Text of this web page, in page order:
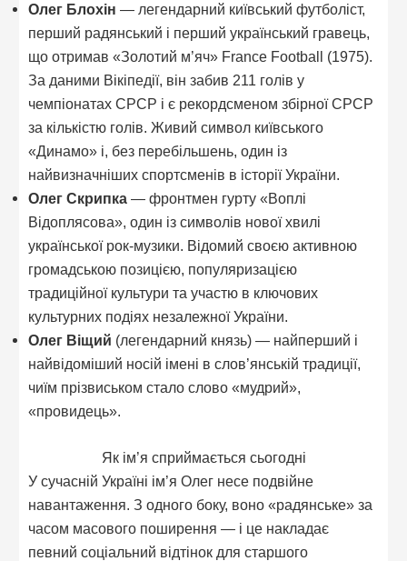
Олег Блохін — легендарний київський футболіст,
перший радянський і перший український гравець,
що отримав «Золотий м’яч» France Football (1975).
За даними Вікіпедії, він забив 211 голів у
чемпіонатах СРСР і є рекордсменом збірної СРСР
за кількістю голів. Живий символ київського
«Динамо» і, без перебільшень, один із
найвизначніших спортсменів в історії України.
Олег Скрипка — фронтмен гурту «Воплі
Відоплясова», один із символів нової хвилі
української рок-музики. Відомий своєю активною
громадською позицією, популяризацією
традиційної культури та участю в ключових
культурних подіях незалежної України.
Олег Віщий (легендарний князь) — найперший і
найвідоміший носій імені в слов’янській традиції,
чиїм прізвиськом стало слово «мудрий»,
«провидець».
Як ім’я сприймається сьогодні
У сучасній Україні ім’я Олег несе подвійне
навантаження. З одного боку, воно «радянське» за
часом масового поширення — і це накладає
певний соціальний відтінок для старшого